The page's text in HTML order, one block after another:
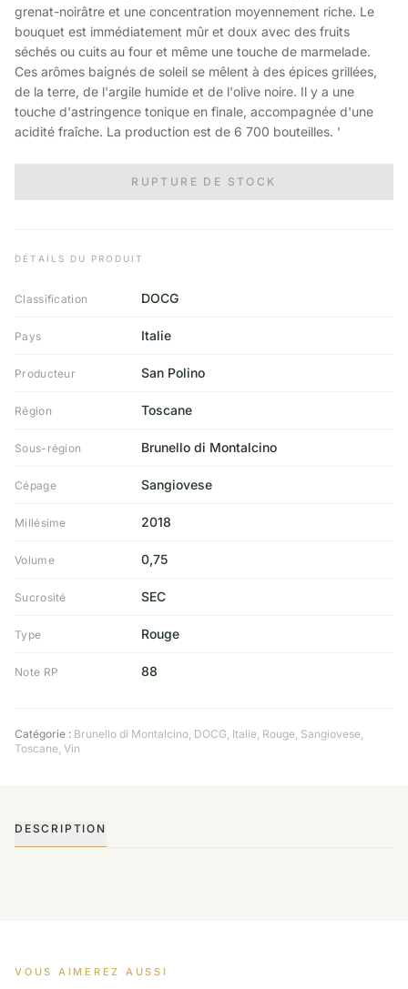
grenat-noirâtre et une concentration moyennement riche. Le
bouquet est immédiatement mûr et doux avec des fruits
séchés ou cuits au four et même une touche de marmelade.
Ces arômes baignés de soleil se mêlent à des épices grillées,
de la terre, de l'argile humide et de l'olive noire. Il y a une
touche d'astringence tonique en finale, accompagnée d'une
acidité fraîche. La production est de 6 700 bouteilles. '
RUPTURE DE STOCK
DÉTAILS DU PRODUIT
Classification DOCG
Pays Italie
Producteur San Polino
Région Toscane
Sous-région Brunello di Montalcino
Cépage Sangiovese
Millésime 2018
Volume 0,75
Sucrosité SEC
Type Rouge
Note RP 88
Catégorie : Brunello di Montalcino, DOCG, Italie, Rouge, Sangiovese,
Toscane, Vin
DESCRIPTION
VOUS AIMEREZ AUSSI